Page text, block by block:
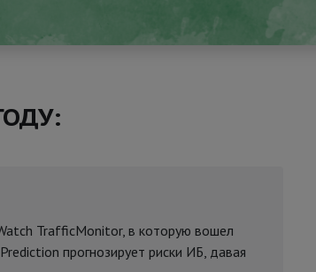
TrafficMonitor, в которую вошел
прогнозирует риски ИБ, давая